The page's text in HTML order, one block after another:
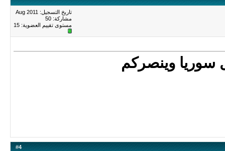
تاريخ التسجيل: Aug 2011
مشاركة: 50
مستوى تقييم العضوية: 15
سوريا وينصركم
#4